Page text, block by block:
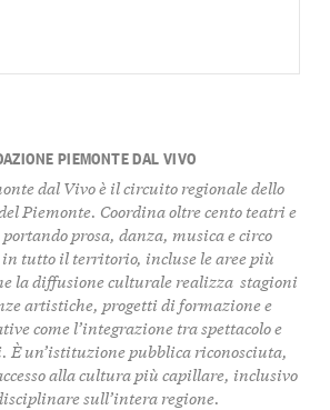
PIEMONTE DAL VIVO
dal Vivo è il circuito regionale dello
Piemonte. Coordina oltre cento teatri e
prosa, danza, musica e circo
tutto il territorio, incluse le aree più
la diffusione culturale realizza stagioni
artistiche, progetti di formazione e
come l’integrazione tra spettacolo e
È un’istituzione pubblica riconosciuta,
alla cultura più capillare, inclusivo
sull’intera regione.